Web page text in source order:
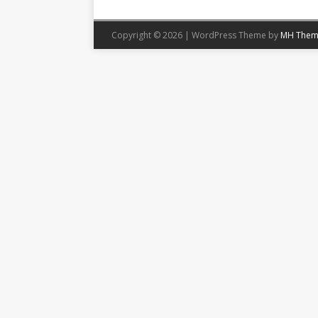
Copyright © 2026 | WordPress Theme by MH